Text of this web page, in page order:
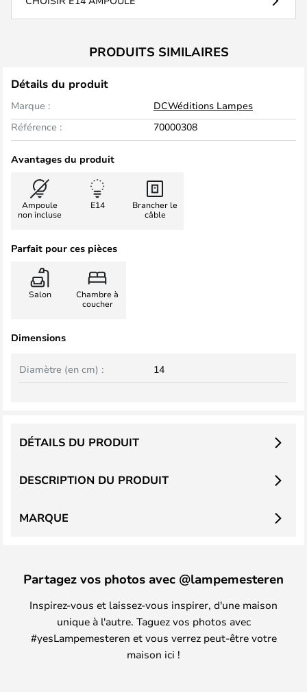
PRODUITS SIMILAIRES
Détails du produit
Marque :
DCWéditions Lampes
Référence :
70000308
Avantages du produit
Ampoule
non incluse
E14
Brancher le
câble
Parfait pour ces pièces
Salon
Chambre à
coucher
Dimensions
Diamètre (en cm) : 14
DESCRIPTION DU PRODUIT
DÉTAILS DU PRODUIT
MARQUE
Partagez vos photos avec @lampemesteren
Inspirez-vous et laissez-vous inspirer, d'une maison
unique à l'autre. Taguez vos photos avec
#yesLampemesteren et vous verrez peut-être votre
maison ici !